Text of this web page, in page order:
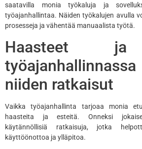
saatavilla monia työkaluja ja
työajanhallintaa. Näiden työkalujen avulla
prosesseja ja vähentää manuaalista työtä.
Haasteet
niiden ratkaisut
Vaikka työajanhallinta tarjoaa monia
haasteita ja esteitä. Onneksi
käytännöllisiä ratkaisuja, jotka
käyttöönottoa ja ylläpitoa.